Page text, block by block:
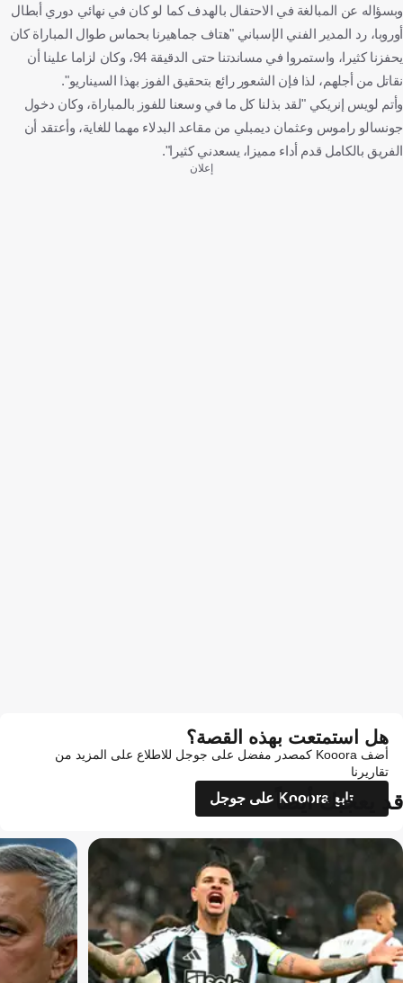
وبسؤاله عن المبالغة في الاحتفال بالهدف كما لو كان في نهائي دوري أبطال
أوروبا، رد المدير الفني الإسباني "هتاف جماهيرنا بحماس طوال المباراة كان
يحفزنا كثيرا، واستمروا في مساندتنا حتى الدقيقة 94، وكان لزاما علينا أن
نقاتل من أجلهم، لذا فإن الشعور رائع بتحقيق الفوز بهذا السيناريو".
وأتم لويس إنريكي "لقد بذلنا كل ما في وسعنا للفوز بالمباراة، وكان دخول
جونسالو راموس وعثمان ديمبلي من مقاعد البدلاء مهما للغاية، وأعتقد أن
الفريق بالكامل قدم أداء مميزا، يسعدني كثيرا".
إعلان
هل استمتعت بهذه القصة؟
أضف Kooora كمصدر مفضل على جوجل للاطلاع على المزيد من
تقاريرنا
تابع Kooora على جوجل
قد يعجبك أيضاً